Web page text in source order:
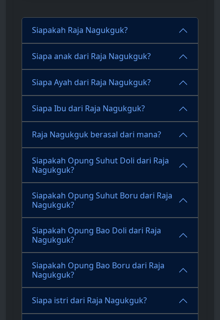
Siapakah Raja Nagukguk?
Siapa anak dari Raja Nagukguk?
Siapa Ayah dari Raja Nagukguk?
Siapa Ibu dari Raja Nagukguk?
Raja Nagukguk berasal dari mana?
Siapakah Opung Suhut Doli dari Raja
Nagukguk?
Siapakah Opung Suhut Boru dari Raja
Nagukguk?
Siapakah Opung Bao Doli dari Raja
Nagukguk?
Siapakah Opung Bao Boru dari Raja
Nagukguk?
Siapa istri dari Raja Nagukguk?